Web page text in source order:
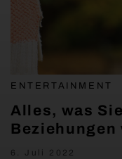
ENTERTAINMENT
Alles, was
6. Juli 2022